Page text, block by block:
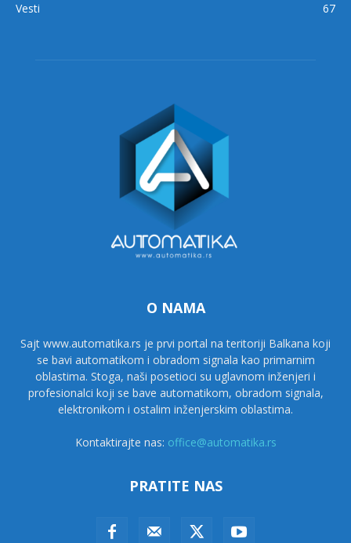
Vesti
67
O NAMA
Sajt www.automatika.rs je prvi portal na teritoriji Balkana koji
se bavi automatikom i obradom signala kao primarnim
oblastima. Stoga, naši posetioci su uglavnom inženjeri i
profesionalci koji se bave automatikom, obradom signala,
elektronikom i ostalim inženjerskim oblastima.
Kontaktirajte nas: office@automatika.rs
PRATITE NAS